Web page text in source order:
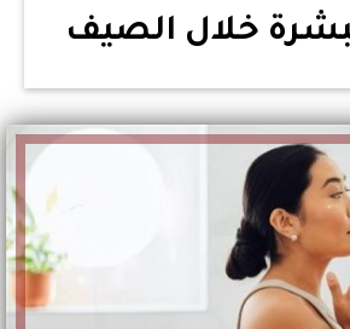
خلال الصيف